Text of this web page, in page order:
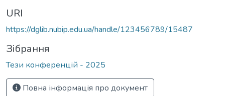
URI
https://dglib.nubip.edu.ua/handle/123456789/15487
Зібрання
Тези конференцій - 2025
Повна інформація про документ